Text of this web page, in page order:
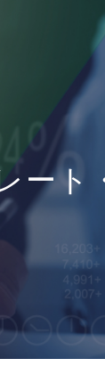
ート